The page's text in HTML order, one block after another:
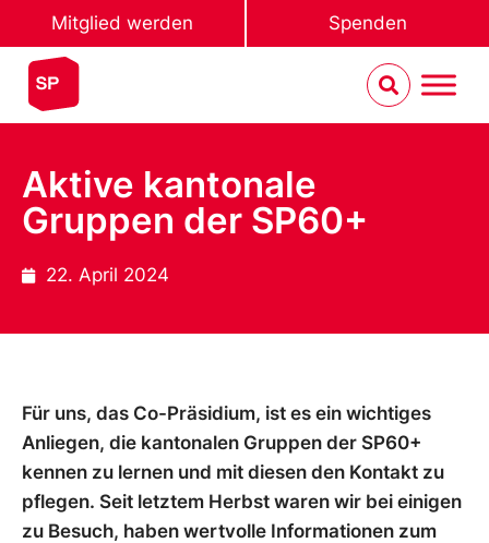
Mitglied werden Spenden
Aktive kantonale
Gruppen der SP60+
22. April 2024
Für uns, das Co-Präsidium, ist es ein wichtiges
Anliegen, die kantonalen Gruppen der SP60+
kennen zu lernen und mit diesen den Kontakt zu
pflegen. Seit letztem Herbst waren wir bei einigen
zu Besuch, haben wertvolle Informationen zum